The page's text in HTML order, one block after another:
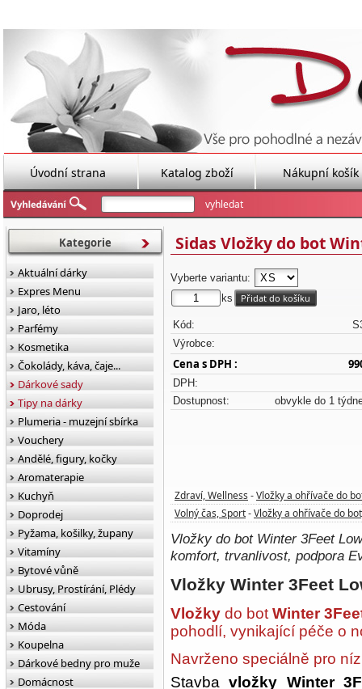
Úvodní strana Katalog zboží Nákupní košík
Sidas Vložky do bot
Vyberte variantu:
ks
Kód:
Výrobce:
Cena s DPH :
DPH:
Dostupnost:
obvykle do 1
Zdraví, Wellness - Vložky a ohřívače do
Volný čas, Sport - Vložky a ohřívače do
Vložky do bot Winter 3Feet
komfort, trvanlivost, podpora
Vložky Winter 3Feet
Vložky do botWinter
pohodlí, vynikající péče o
Navrženo speciálně pro
Stavbavložky Winter
Kategorie
Aktuální dárky
Expres Menu
Jaro, léto
Parfémy
Kosmetika
Čokolády, káva, čaje...
Dárkové sady
Tipy na dárky
Plumeria - muzejní sbírka
Vouchery
Andělé, figury, kočky
Aromaterapie
Kuchyň
Doprodej
Pyžama, košilky, župany
Vitamíny
Bytové vůně
Ubrusy, Prostírání, Plédy
Cestování
Móda
Koupelna
Dárkové bedny pro muže
Domácnost